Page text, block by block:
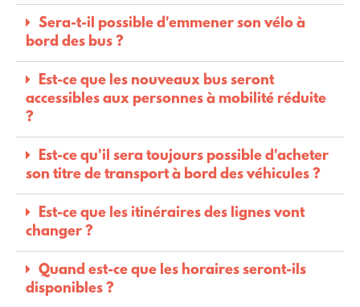
Sera-t-il possible d'emmener son vélo à
bord des bus ?
Est-ce que les nouveaux bus seront
accessibles aux personnes à mobilité réduite
?
Est-ce qu'il sera toujours possible d'acheter
son titre de transport à bord des véhicules ?
Est-ce que les itinéraires des lignes vont
changer ?
Quand est-ce que les horaires seront-ils
disponibles ?